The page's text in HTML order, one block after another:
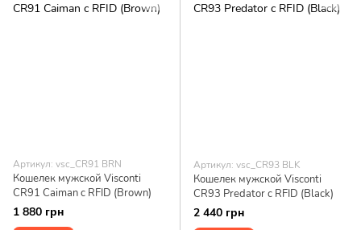
Артикул: vsc_CR91 BRN
Кошелек мужской Visconti
CR91 Caiman c RFID (Brown)
1 880 грн
Артикул: vsc_CR93 BLK
Кошелек мужской Visconti
CR93 Predator c RFID (Black)
2 440 грн